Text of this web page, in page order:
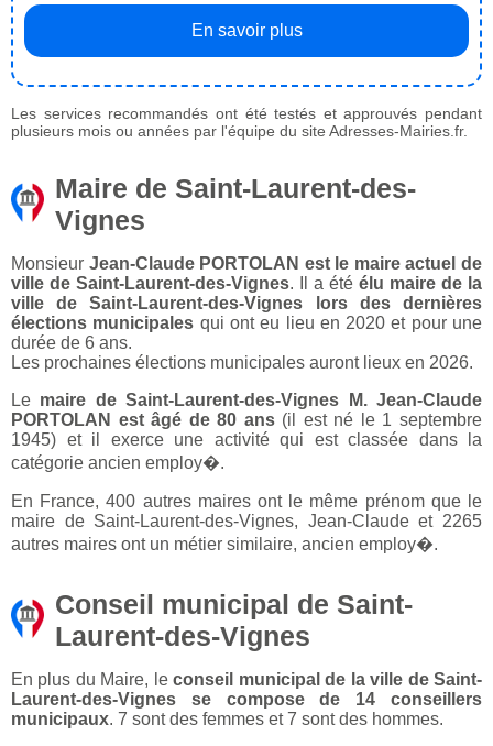
En savoir plus
Les services recommandés ont été testés et approuvés pendant
plusieurs mois ou années par l'équipe du site Adresses-Mairies.fr.
Maire de Saint-Laurent-des-
Vignes
Monsieur Jean-Claude PORTOLAN est le maire actuel de
ville de Saint-Laurent-des-Vignes. Il a été élu maire de la
ville de Saint-Laurent-des-Vignes lors des dernières
élections municipales qui ont eu lieu en 2020 et pour une
durée de 6 ans.
Les prochaines élections municipales auront lieux en 2026.
Le maire de Saint-Laurent-des-Vignes M. Jean-Claude
PORTOLAN est âgé de 80 ans(il est né le 1 septembre
1945) et il exerce une activité qui est classée dans la
catégorie ancien employ�.
En France, 400 autres maires ont le même prénom que le
maire de Saint-Laurent-des-Vignes, Jean-Claude et 2265
autres maires ont un métier similaire, ancien employ�.
Conseil municipal de Saint-
Laurent-des-Vignes
En plus du Maire, leconseil municipal de la ville de Saint-
Laurent-des-Vignes se compose de 14 conseillers
municipaux. 7 sont des femmes et 7 sont des hommes.